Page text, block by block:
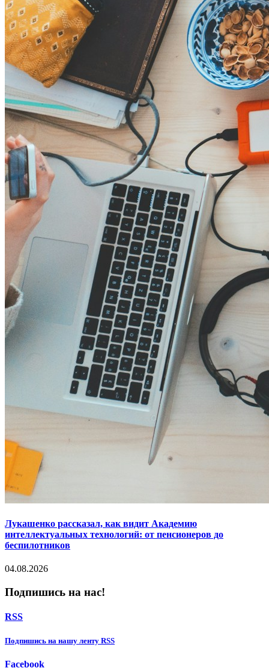
Лукашенко рассказал, как видит Академию
интеллектуальных технологий: от пенсионеров до
беспилотников
04.08.2026
Подпишись на нас!
RSS
Подпишиcь на нашу ленту RSS
Facebook